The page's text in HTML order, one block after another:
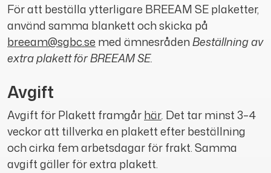
För att beställa ytterligare BREEAM SE plaketter,
använd samma blankett och skicka på
breeam@sgbc.se med ämnesrådenBeställning av
extra plakett för BREEAM SE.
Avgift
Avgift för Plakett framgårhär. Det tar minst 3–4
veckor att tillverka en plakett efter beställning
och cirka fem arbetsdagar för frakt. Samma
avgift gäller för extra plakett.